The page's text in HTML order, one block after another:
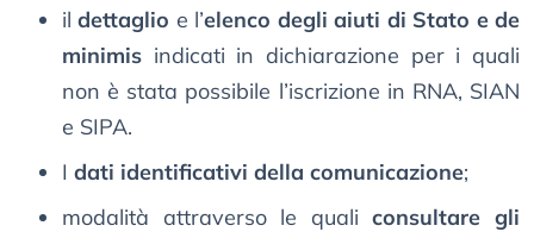
ildettaglio e l’elenco degli aiuti di Stato e de
minimis indicati in dichiarazione per i quali
non è stata possibile l’iscrizione in RNA, SIAN
e SIPA.
I dati identificativi della comunicazione;
modalità attraverso le qualiconsultare gli